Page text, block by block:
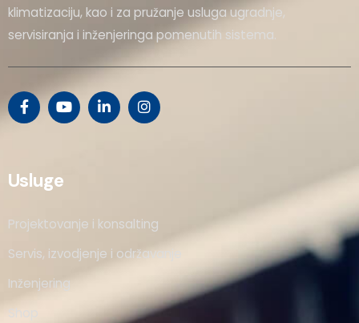
klimatizaciju, kao i za pružanje usluga ugradnje,
servisiranja i inženjeringa pomenutih sistema.
Usluge
Projektovanje i konsalting
Servis, izvodjenje i održavanje
Inženjering
Shop